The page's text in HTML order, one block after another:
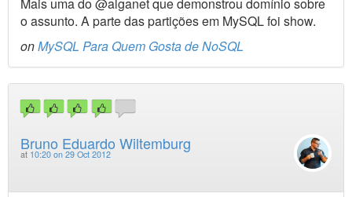
o assunto. A parte das partições em MySQL foi show.
onMySQL Para Quem Gosta de NoSQL
Bruno Eduardo Wiltemburg
at 10:20 on 29 Oct 2012